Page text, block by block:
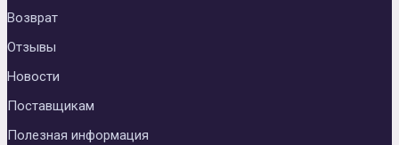
Возврат
Отзывы
Новости
Поставщикам
Полезная информация